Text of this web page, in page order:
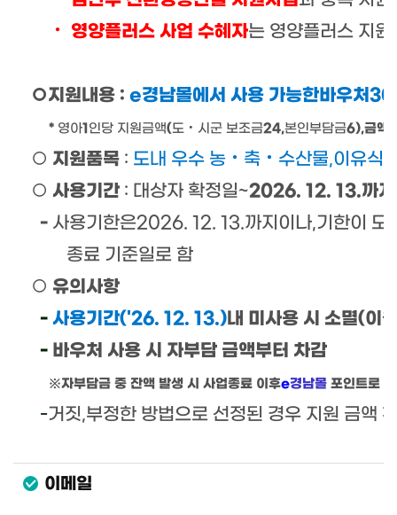
‧ 영양플러스 사업 수혜자는 영양플러스 지
○지원내용 : e경남몰에서 사용 가능한바우처30
* 영아1인당 지원금액(도 ‧ 시군 보조금24,본인부담금6),금액
○ 지원품목 : 도내 우수 농 ‧ 축 ‧ 수산물,이유식
○ 사용기간 : 대상자 확정일~2026. 12. 13.까
- 사용기한은2026. 12. 13.까지이나,기한이 도
종료 기준일로 함
○ 유의사항
- 사용기간('26. 12. 13.)내 미사용 시 소멸(이
- 바우처 사용 시 자부담 금액부터 차감
※자부담금 중 잔액 발생 시 사업종료 이후e경남몰 포인트로
-거짓,부정한 방법으로 선정된 경우 지원 금액
이메일